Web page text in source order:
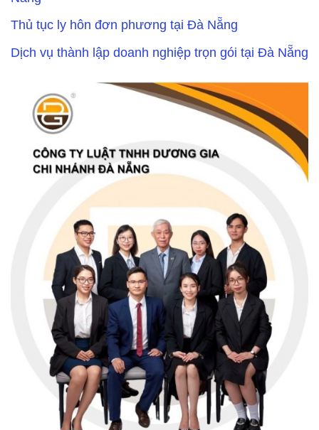
Thủ tục ly hôn đơn phương tại Đà Nẵng
Dịch vụ thành lập doanh nghiệp trọn gói tại Đà Nẵng